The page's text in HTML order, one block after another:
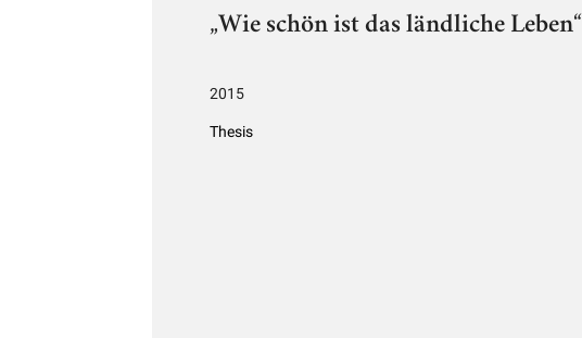
„Wie schön ist das ländliche Leben“
2015
Thesis